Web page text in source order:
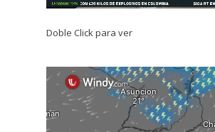
Doble Click para ver